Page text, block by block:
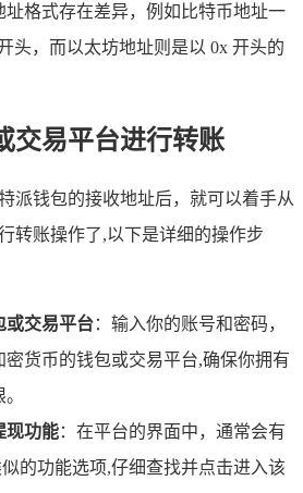
址格式存在差异，例如比特币地址一
头，而以太坊地址则是以 0x 开头的
交易平台进行转账
派钱包的接收地址后，就可以着手从
转账操作了,以下是详细的操作步
或交易平台：输入你的账号和密码，
货币的钱包或交易平台,确保你拥有
现功能：在平台的界面中，通常会有
似的功能选项,仔细查找并点击进入该